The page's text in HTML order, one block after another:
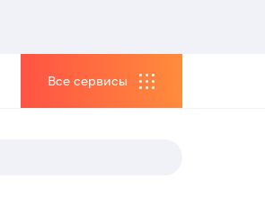
Все сервисы